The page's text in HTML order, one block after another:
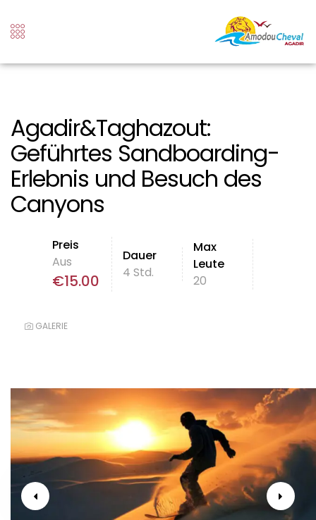
Agadir&Taghazout:
Geführtes Sandboarding-
Erlebnis und Besuch des
Canyons
Preis
Aus
€15.00
Dauer
4 Std.
Max
Leute
20
GALERIE